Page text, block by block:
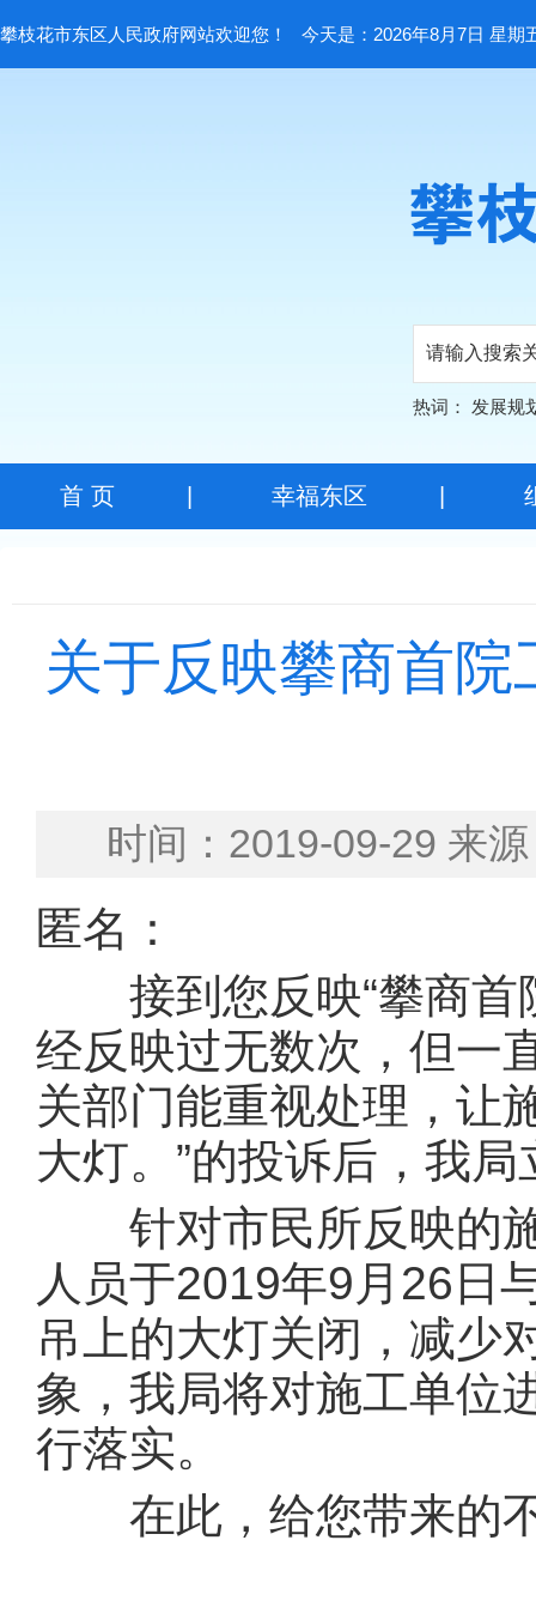
攀枝花市东区人民政府网站欢迎您！ 今天是：2026年8月7日 星期
热词： 发展规
首 页| 幸福东区
关于反映攀商首
时间：2019-09-29 来
匿名：
接到您反映“攀商首
经反映过无数次，但一
关部门能重视处理，让
大灯。”的投诉后，我
针对市民所反映的施
人员于2019年9月26日
吊上的大灯关闭，减少
象，我局将对施工单位
行落实。
在此，给您带来的